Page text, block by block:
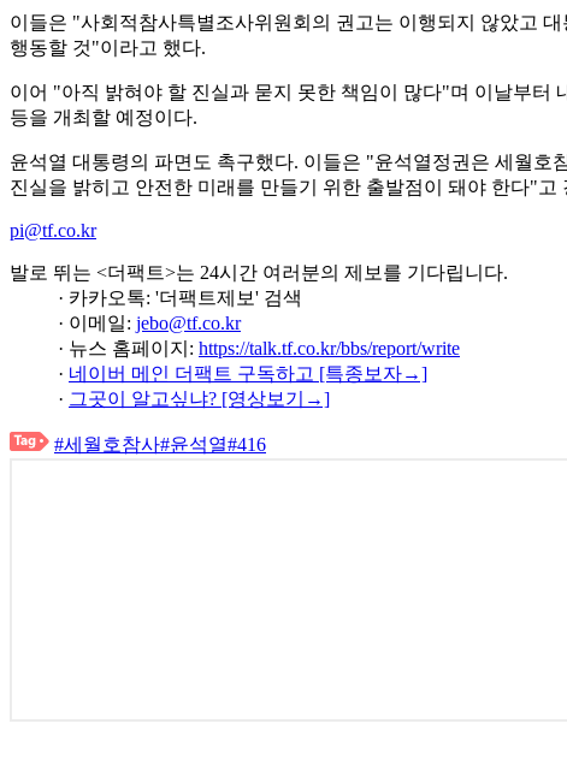
이들은 "사회적참사특별조사위원회의 권고는 이행되지 않았고
행동할 것"이라고 했다.
이어 "아직 밝혀야 할 진실과 묻지 못한 책임이 많다"며 이날부터
등을 개최할 예정이다.
윤석열 대통령의 파면도 촉구했다. 이들은 "윤석열정권은 세월
진실을 밝히고 안전한 미래를 만들기 위한 출발점이 돼야 한다"고
pi@tf.co.kr
발로 뛰는 <더팩트>는 24시간 여러분의 제보를 기다립니다.
· 카카오톡: '더팩트제보' 검색
· 이메일: jebo@tf.co.kr
· 뉴스 홈페이지: https://talk.tf.co.kr/bbs/report/write
· 네이버 메인 더팩트 구독하고 [특종보자→]
· 그곳이 알고싶냐? [영상보기→]
#세월호참사#윤석열#416